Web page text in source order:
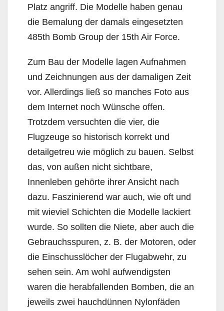
Platz angriff. Die Modelle haben genau
die Bemalung der damals eingesetzten
485th Bomb Group der 15th Air Force.
Zum Bau der Modelle lagen Aufnahmen
und Zeichnungen aus der damaligen Zeit
vor. Allerdings ließ so manches Foto aus
dem Internet noch Wünsche offen.
Trotzdem versuchten die vier, die
Flugzeuge so historisch korrekt und
detailgetreu wie möglich zu bauen. Selbst
das, von außen nicht sichtbare,
Innenleben gehörte ihrer Ansicht nach
dazu. Faszinierend war auch, wie oft und
mit wieviel Schichten die Modelle lackiert
wurde. So sollten die Niete, aber auch die
Gebrauchsspuren, z. B. der Motoren, oder
die Einschusslöcher der Flugabwehr, zu
sehen sein. Am wohl aufwendigsten
waren die herabfallenden Bomben, die an
jeweils zwei hauchdünnen Nylonfäden